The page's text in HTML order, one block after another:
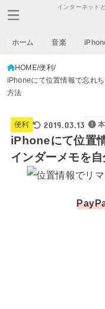
インターネット
ホーム 音楽
HOME 便利
iPhoneにて位置情報で忘れ
方法
便利 2019.03.13
iPhoneにて位置
インダーメモを